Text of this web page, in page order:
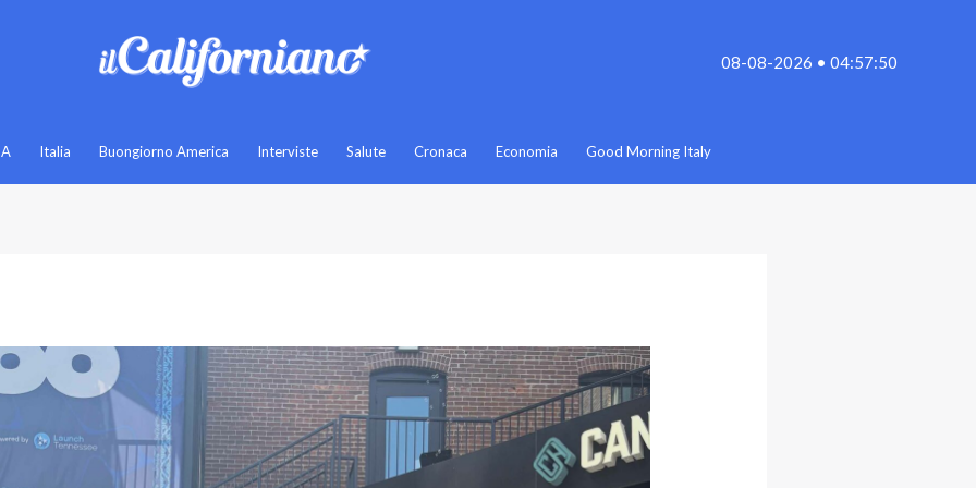
08-08-2026 • 04:57:50
Italia Buongiorno America Interviste Salute Cronaca Economia Good Morning Italy